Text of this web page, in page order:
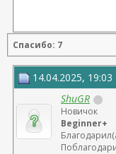
Спасибо: 7
14.04.2025, 19:03
ShuGR
Новичок
Beginner+